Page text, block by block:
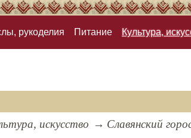
рукоделия Питание Культура,
искусство
Славянский